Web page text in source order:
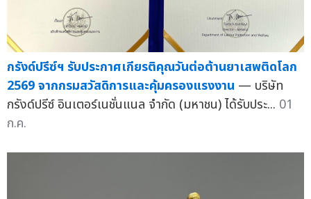
กรังด์ปรีซ์ฯ รับประกาศเกียรติคุณวันต่อต้านยาเสพติดโลก
2569 จากกรมสวัสดิการและคุ้มครองแรงงาน — บริษัท
กรังด์ปรีซ์ อินเตอร์เนชั่นแนล จำกัด (มหาชน) ได้รับประ... 01
ก.ค.